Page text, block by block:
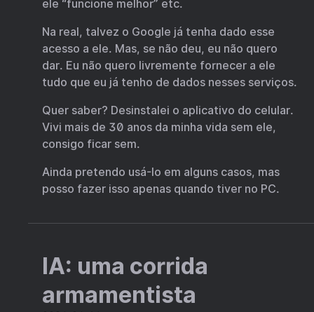
ele “funcione melhor” etc.
Na real, talvez o Google já tenha dado esse
acesso a ele. Mas, se não deu, eu não quero
dar. Eu não quero livremente fornecer a ele
tudo que eu já tenho de dados nesses serviços.
Quer saber? Desinstalei o aplicativo do celular.
Vivi mais de 30 anos da minha vida sem ele,
consigo ficar sem.
Ainda pretendo usá-lo em alguns casos, mas
posso fazer isso apenas quando tiver no PC.
IA: uma corrida
armamentista